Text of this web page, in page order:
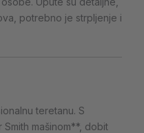
potrebno je strpljenje i
teretanu. S
mašinom**, dobit